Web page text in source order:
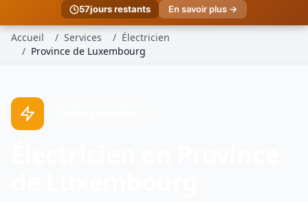
57jours restants En savoir plus →
Accueil / Services / Électricien
/ Province de Luxembourg